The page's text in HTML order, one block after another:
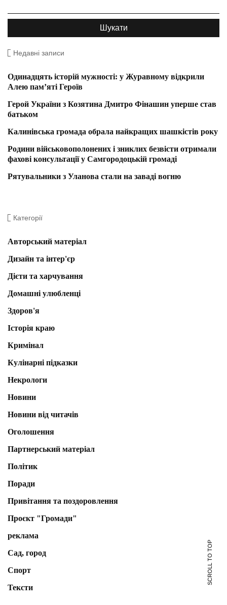
Недавні записи
Одинадцять історій мужності: у Журавному відкрили
Алею пам’яті Героїв
Герой України з Козятина Дмитро Фінашин уперше став
батьком
Калинівська громада обрала найкращих шашкістів року
Родини військовополонених і зниклих безвісти отримали
фахові консультації у Самгородоцькій громаді
Рятувальники з Уланова стали на заваді вогню
Категорії
Авторський матеріал
Дизайн та інтер'єр
Дієти та харчування
Домашні улюбленці
Здоров'я
Історія краю
Кримінал
Кулінарні підказки
Некрологи
Новини
Новини від читачів
Оголошення
Партнерський матеріал
Політик
Поради
Привітання та поздоровлення
Проєкт "Громади"
реклама
Сад, город
Спорт
Тексти
SCROLL TO TOP